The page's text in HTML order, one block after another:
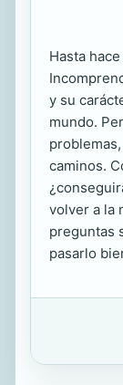
Hasta
y su
mundo.
caminos.
volver a la
preguntas
pasarlo